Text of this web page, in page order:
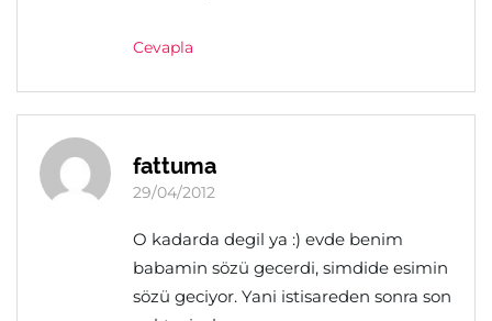
Cevapla
fattuma
29/04/2012
O kadarda degil ya :) evde benim
babamin sözü gecerdi, simdide esimin
sözü geciyor. Yani istisareden sonra son